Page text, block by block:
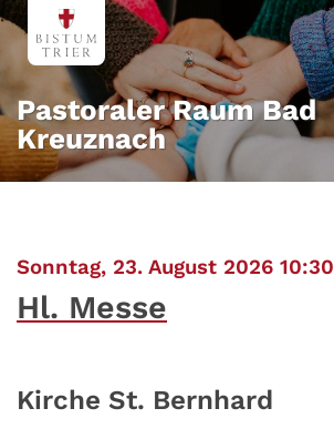
Zum Inhalt springen
Pastoraler Raum Bad
Kreuznach
Sonntag, 23. August 2026 10:30
Hl. Messe
Kirche St. Bernhard